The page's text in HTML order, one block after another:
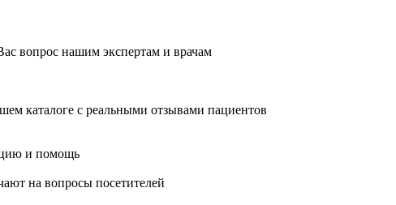
вопрос нашим экспертам и врачам
каталоге с реальными отзывами пациентов
и помощь
на вопросы посетителей